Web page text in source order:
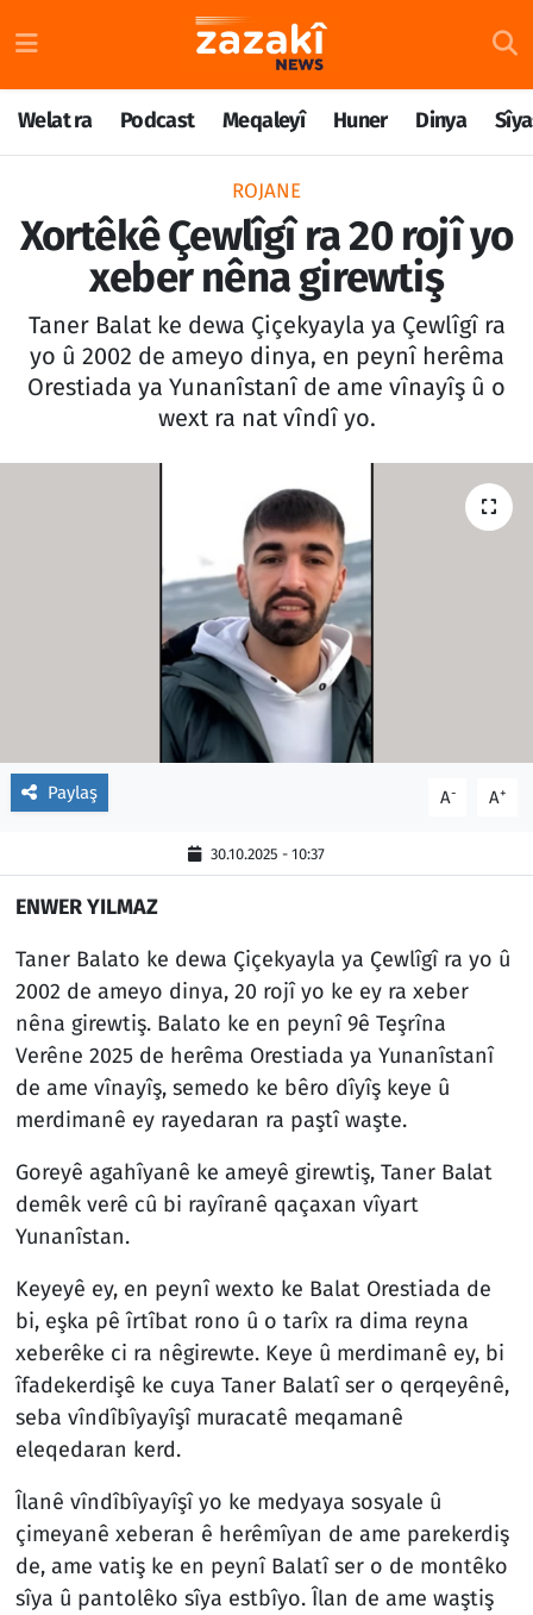
Welat ra Podcast Meqaleyî Huner Dinya
ROJANE
Xortêkê Çewlîgî ra 20 rojî yo
xeber nêna girewtiş
Taner Balat ke dewa Çiçekyayla ya Çewlîgî ra
yo û 2002 de ameyo dinya, en peynî herêma
Orestiada ya Yunanîstanî de ame vînayîş û o
wext ra nat vîndî yo.
Paylaş A- A+
30.10.2025 - 10:37
ENWER YILMAZ
Taner Balato ke dewa Çiçekyayla ya Çewlîgî ra yo û
2002 de ameyo dinya, 20 rojî yo ke ey ra xeber
nêna girewtiş. Balato ke en peynî 9ê Teşrîna
Verêne 2025 de herêma Orestiada ya Yunanîstanî
de ame vînayîş, semedo ke bêro dîyîş keye û
merdimanê ey rayedaran ra paştî waşte.
Goreyê agahîyanê ke ameyê girewtiş, Taner Balat
demêk verê cû bi rayîranê qaçaxan vîyart
Yunanîstan.
Keyeyê ey, en peynî wexto ke Balat Orestiada de
bi, eşka pê îrtîbat rono û o tarîx ra dima reyna
xeberêke ci ra nêgirewte. Keye û merdimanê ey, bi
îfadekerdişê ke cuya Taner Balatî ser o qerqeyênê,
seba vîndîbîyayîşî muracatê meqamanê
eleqedaran kerd.
Îlanê vîndîbîyayîşî yo ke medyaya sosyale û
çimeyanê xeberan ê herêmîyan de ame parekerdiş
de, ame vatiş ke en peynî Balatî ser o de montêko
sîya û pantolêko sîya estbîyo. Îlan de ame waştiş
Welat ra
Podcast
Meqaleyî
Huner
Dinya
Sîyaset
Nöbetçi Eczaneler
Hava Durumu
Namaz Vakitleri
Trafik Durumu
Süper Lig Puan Durumu ve Fikstür
Tüm Manşetler